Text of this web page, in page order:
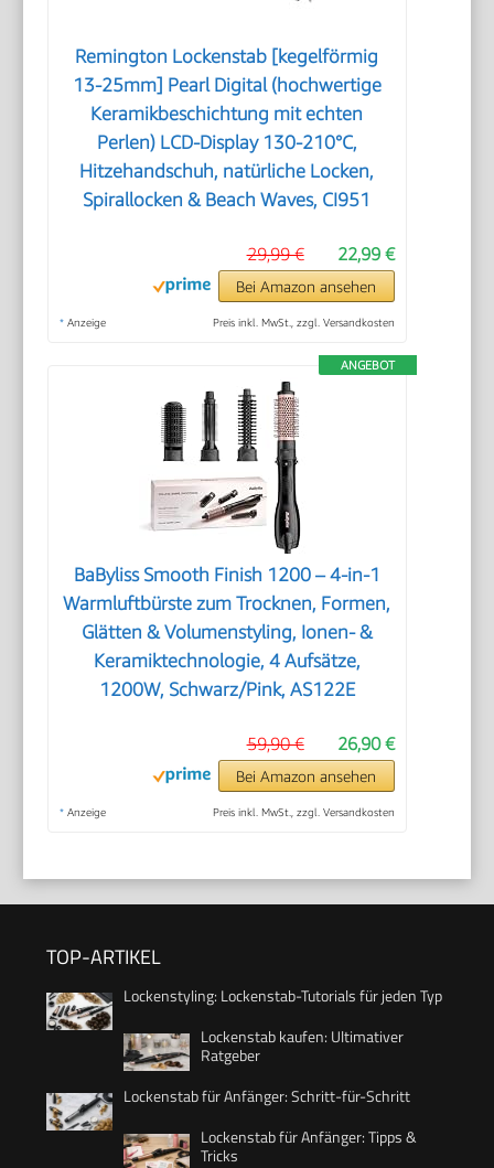
Remington Lockenstab [kegelförmig
13-25mm] Pearl Digital (hochwertige
Keramikbeschichtung mit echten
Perlen) LCD-Display 130-210°C,
Hitzehandschuh, natürliche Locken,
Spirallocken & Beach Waves, CI951
22,99 €
29,99 €
Bei Amazon ansehen
* Anzeige Preis inkl. MwSt., zzgl. Versandkosten
ANGEBOT
BaByliss Smooth Finish 1200 – 4‑in‑1
Warmluftbürste zum Trocknen, Formen,
Glätten & Volumenstyling, Ionen‑ &
Keramiktechnologie, 4 Aufsätze,
1200W, Schwarz/Pink, AS122E
26,90 €
59,90 €
Bei Amazon ansehen
* Anzeige Preis inkl. MwSt., zzgl. Versandkosten
TOP-ARTIKEL
Lockenstyling: Lockenstab-Tutorials für jeden Typ
Lockenstab kaufen: Ultimativer
Ratgeber
Lockenstab für Anfänger: Schritt-für-Schritt
Lockenstab für Anfänger: Tipps &
Tricks